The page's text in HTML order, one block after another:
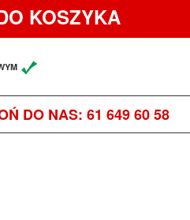
KOSZYKA
DO NAS: 61 649 60 58